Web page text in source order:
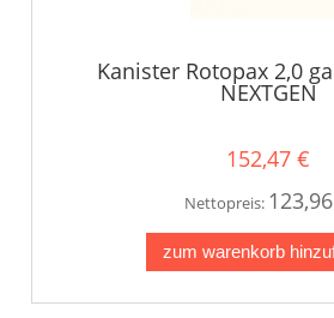
Kanister Rotopax 2,0
NEXTGEN
152,47 €
Nettopreis:
zum warenkorb